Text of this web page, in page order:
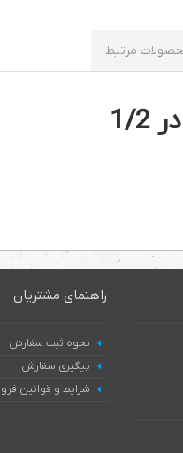
مرتبط
2
راهنمای مشتریان
نحوه ثبت سفارش
پیگیری سفارش
شرایط و قوانین